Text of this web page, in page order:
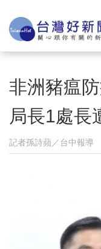
非洲豬瘟
局長1處長
記者孫詩蘋／台中報導